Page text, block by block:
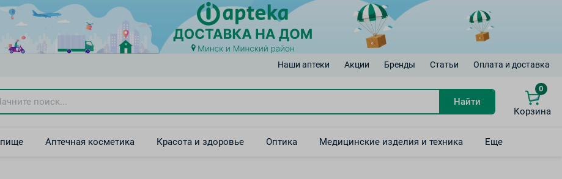
Наши аптеки Акции Бренды Статьи Оплата и доставка
Найти
0
Корзина
Аптечная косметика Красота и здоровье Оптика Медицинские изделия и техника Еще